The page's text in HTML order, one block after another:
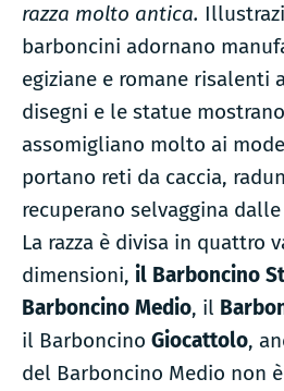
razza molto antica.
barboncini adornano
egiziane e romane risalenti
disegni e le statue
assomigliano molto ai
portano reti da caccia,
recuperano selvaggina
La razza è divisa in quattro
dimensioni, il Barboncino
Barboncino Medio, il
il Barboncino Giocattolo,
del Barboncino Medio non